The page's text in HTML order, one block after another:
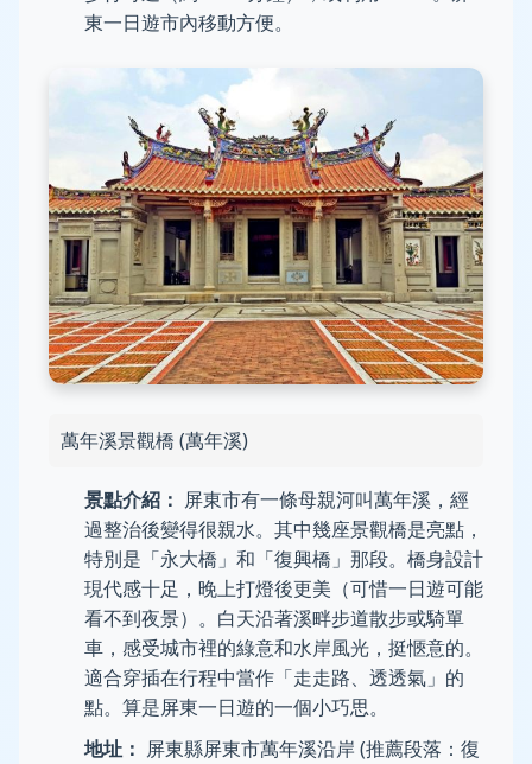
東一日遊市內移動方便。
萬年溪景觀橋 (萬年溪)
景點介紹： 屏東市有一條母親河叫萬年溪，經
過整治後變得很親水。其中幾座景觀橋是亮點，
特別是「永大橋」和「復興橋」那段。橋身設計
現代感十足，晚上打燈後更美（可惜一日遊可能
看不到夜景）。白天沿著溪畔步道散步或騎單
車，感受城市裡的綠意和水岸風光，挺愜意的。
適合穿插在行程中當作「走走路、透透氣」的
點。算是屏東一日遊的一個小巧思。
地址： 屏東縣屏東市萬年溪沿岸 (推薦段落：復